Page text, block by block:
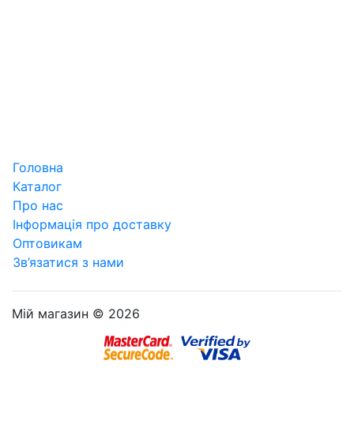
Головна
Каталог
Про нас
Інформація про доставку
Оптовикам
Зв’язатися з нами
Мій магазин © 2026